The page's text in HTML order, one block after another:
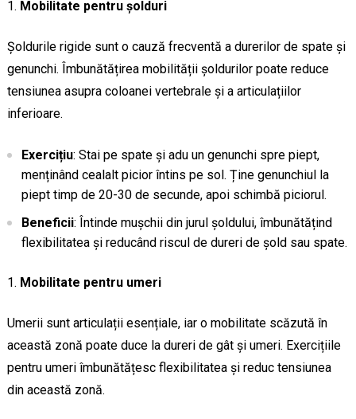
Mobilitate pentru șolduri
Șoldurile rigide sunt o cauză frecventă a durerilor de spate și
genunchi. Îmbunătățirea mobilității șoldurilor poate reduce
tensiunea asupra coloanei vertebrale și a articulațiilor
inferioare.
Exercițiu: Stai pe spate și adu un genunchi spre piept,
menținând cealalt picior întins pe sol. Ține genunchiul la
piept timp de 20-30 de secunde, apoi schimbă piciorul.
Beneficii: Întinde mușchii din jurul șoldului, îmbunătățind
flexibilitatea și reducând riscul de dureri de șold sau spate.
Mobilitate pentru umeri
Umerii sunt articulații esențiale, iar o mobilitate scăzută în
această zonă poate duce la dureri de gât și umeri. Exercițiile
pentru umeri îmbunătățesc flexibilitatea și reduc tensiunea
din această zonă.